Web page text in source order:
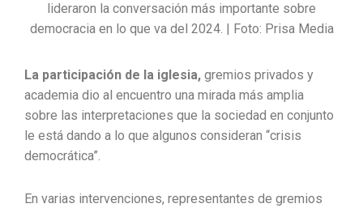
lideraron la conversación más importante sobre
democracia en lo que va del 2024. | Foto: Prisa Media
La participación de la iglesia, gremios privados y
academia dio al encuentro una mirada más amplia
sobre las interpretaciones que la sociedad en conjunto
le está dando a lo que algunos consideran “crisis
democrática”.
En varias intervenciones, representantes de gremios